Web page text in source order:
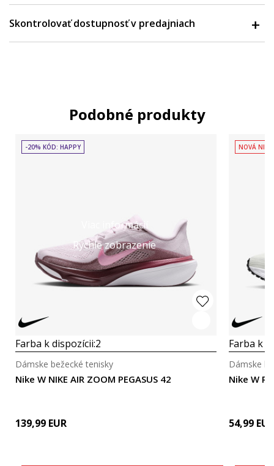
Skontrolovať dostupnosť v predajniach
Podobné produkty
Viac informácií
Rýchle zobrazenie
-20% KÓD: HAPPY
Farba k dispozícii:2
Nike W NIKE AIR ZOOM PEGASUS 42
Dámske bežecké tenisky
139,99 EUR
NOVÁ
Farba k
Nike W
Dámske
54,99 EUR